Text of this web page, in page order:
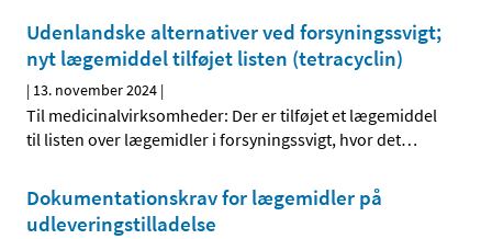
Udenlandske alternativer ved forsyningssvigt;
nyt lægemiddel tilføjet listen (tetracyclin)
| 13. november 2024 |
Til medicinalvirksomheder: Der er tilføjet et lægemiddel
til listen over lægemidler i forsyningssvigt, hvor det…
Dokumentationskrav for lægemidler på
udleveringstilladelse